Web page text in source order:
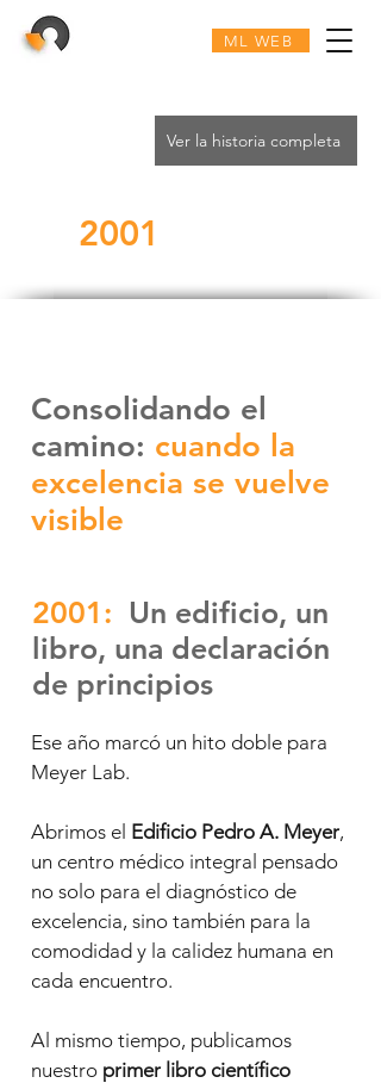
ML WEB
Ver la historia completa
2001
Consolidando el
camino: cuando la
excelencia se vuelve
visible
2001: Un edificio, un
libro, una declaración
de principios
Ese año marcó un hito doble para
Meyer Lab.
Abrimos el Edificio Pedro A. Meyer,
un centro médico integral pensado
no solo para el diagnóstico de
excelencia, sino también para la
comodidad y la calidez humana en
cada encuentro.
Al mismo tiempo, publicamos
nuestro primer libro científico